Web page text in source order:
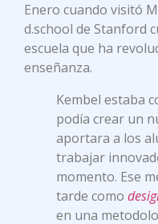
Enero cuando visitó
d.school de Stanford
escuela que ha
enseñanza.
Kembel estaba
podía crear un
aportara a los
trabajar
momento. Ese
tarde como
en una